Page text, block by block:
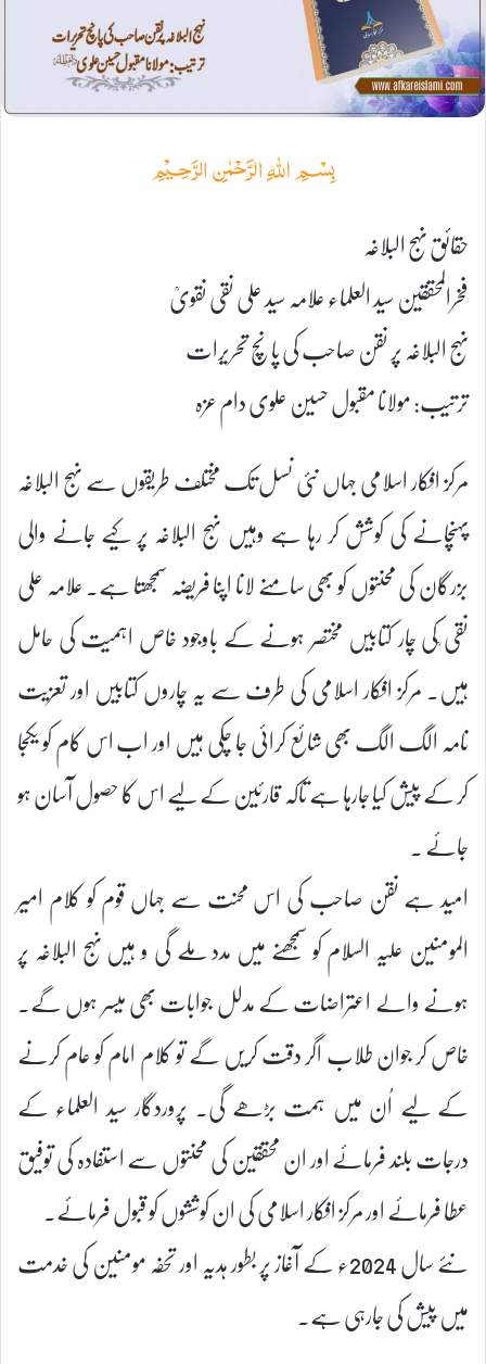
﷽
حقائق نہج البلاغہ
فخرالمحققین سید العلماء علامہ سید علی نقی نقویؒ
نہج البلاغہ پر نقن صاحب کی پانچ تحریرات
ترتیب: مولانا مقبول حسین علوی دام عزہ
مرکز افکار اسلامی جہاں نئی نسل تک مختلف طریقوں سے نہج البلاغہ
پہنچانے کی کوشش کر رہا ہے وہیں نہج البلاغہ پر کیے جانے والی
بزرگان کی محنتوں کو بھی سامنے لانا اپنا فریضہ سمجھتا ہے۔ علامہ علی
نقی ؒکی چار کتابیں مختصر ہونے کے باوجود خاص اہمیت کی حامل
ہیں۔ مرکز افکار اسلامی کی طرف سے یہ چاروں کتابیں اور تعزیت
نامہ الگ الگ بھی شائع کرائی جا چکی ہیں اور اب اس کام کو یکجا
کر کے پیش کیا جارہا ہے تاکہ قارئین کے لیے اس کا حصول آسان ہو
جائے ۔
امید ہے نقن صاحب کی اس محنت سے جہاں قوم کو کلام امیر
المومنین علیہ السلام کو سمجھنے میں مدد ملے گی و ہیں نہج البلاغہ پر
ہونے والے اعتراضات کے مدلل جوابات بھی میسر ہوں گے۔
خاص کر جوان طلاب اگر دقت کریں گے تو کلام امام کو عام کرنے
کے لیے اُن میں ہمت بڑھے گی۔ پروردگار سید العلماء کے
درجات بلند فرمائے اور ان محققین کی محنتوں سے استفادہ کی توفیق
عطا فرمائے اور مرکز افکار اسلامی کی ان کوششوں کو قبول فرمائے۔
نئے سال 2024ء کے آغاز پر بطور ہدیہ اور تحفہ مومنین کی خدمت
میں پیش کی جارہی ہے۔